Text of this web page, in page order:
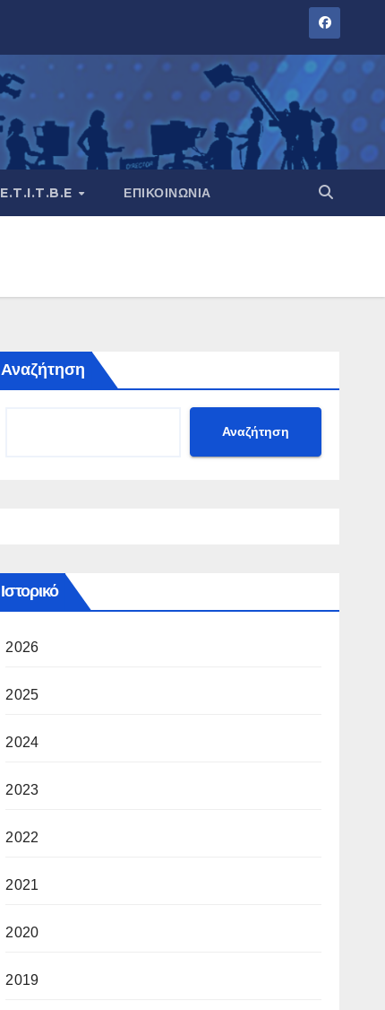
E.T.I.T.B.E ΕΠΙΚΟΙΝΩΝΊΑ
Αναζήτηση
Αναζήτηση
Ιστορικό
2026
2025
2024
2023
2022
2021
2020
2019